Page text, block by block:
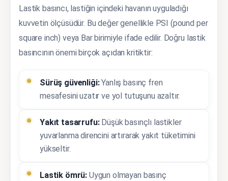
Lastik basıncı, lastiğin içindeki havanın uyguladığı
kuvvetin ölçüsüdür. Bu değer genellikle PSI (pound per
square inch) veya Bar birimiyle ifade edilir. Doğru lastik
basıncının önemi birçok açıdan kritiktir:
Sürüş güvenliği:Yanlış basınç fren
mesafesini uzatır ve yol tutuşunu azaltır.
Yakıt tasarrufu:Düşük basınçlı lastikler
yuvarlanma direncini artırarak yakıt tüketimini
yükseltir.
Lastik ömrü: Uygun olmayan basınç